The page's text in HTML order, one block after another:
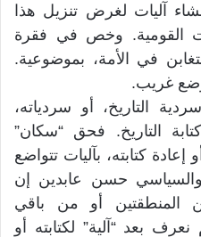
آليات لغرض تنزيل هذا
القومية. وخص في فقرة
في الأمة، بموضوعية.
غريب.
التاريخ، أو سردياته،
التاريخ. فحق “سكان”
كتابته، بآليات تتواضع
والسياسي حسن عابدين إن
المنطقتين أو من باقي
بعد “آلية” لكتابته أو